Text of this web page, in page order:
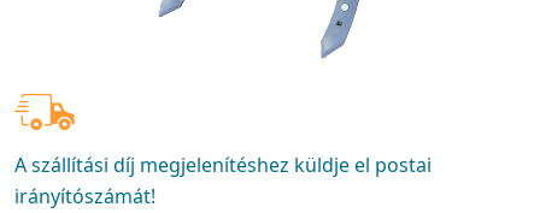
A szállítási díj megjelenítéshez küldje el postai
irányítószámát!